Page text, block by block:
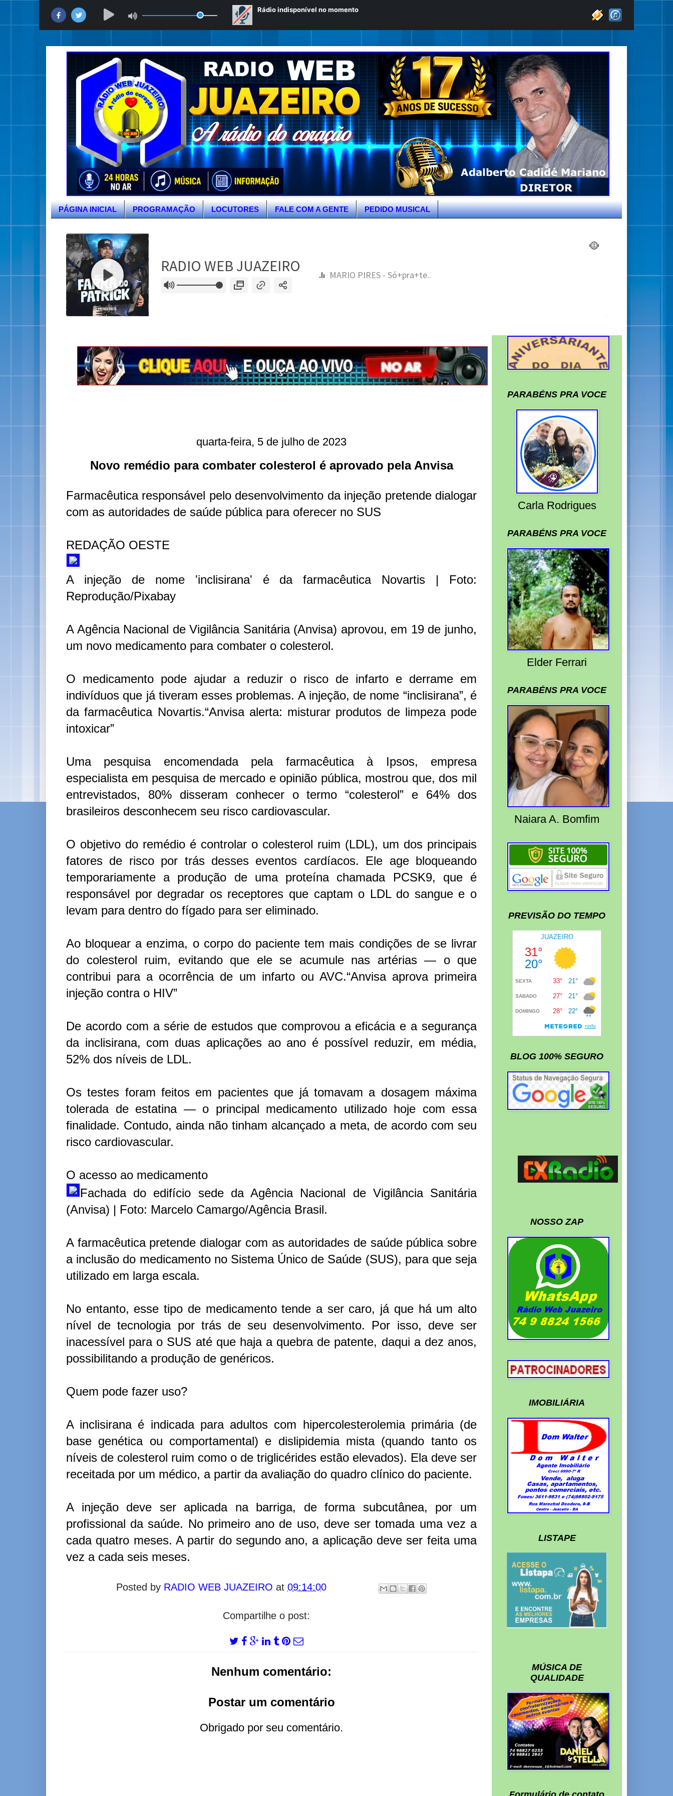
PÁGINA INICIAL PROGRAMAÇÃO LOCUTORES FALE COM A GENTE PEDIDO MUSICAL
quarta-feira, 5 de julho de 2023
Novo remédio para combater colesterol é aprovado pela Anvisa
Farmacêutica responsável pelo desenvolvimento da injeção pretende dialogar
com as autoridades de saúde pública para oferecer no SUS
REDAÇÃO OESTE
A injeção de nome 'inclisirana' é da farmacêutica Novartis | Foto:
Reprodução/Pixabay
A Agência Nacional de Vigilância Sanitária (Anvisa) aprovou, em 19 de junho,
um novo medicamento para combater o colesterol.
O medicamento pode ajudar a reduzir o risco de infarto e derrame em
indivíduos que já tiveram esses problemas. A injeção, de nome “inclisirana”, é
da farmacêutica Novartis.“Anvisa alerta: misturar produtos de limpeza pode
intoxicar”
Uma pesquisa encomendada pela farmacêutica à Ipsos, empresa
especialista em pesquisa de mercado e opinião pública, mostrou que, dos mil
entrevistados, 80% disseram conhecer o termo “colesterol” e 64% dos
brasileiros desconhecem seu risco cardiovascular.
O objetivo do remédio é controlar o colesterol ruim (LDL), um dos principais
fatores de risco por trás desses eventos cardíacos. Ele age bloqueando
temporariamente a produção de uma proteína chamada PCSK9, que é
responsável por degradar os receptores que captam o LDL do sangue e o
levam para dentro do fígado para ser eliminado.
Ao bloquear a enzima, o corpo do paciente tem mais condições de se livrar
do colesterol ruim, evitando que ele se acumule nas artérias — o que
contribui para a ocorrência de um infarto ou AVC.“Anvisa aprova primeira
injeção contra o HIV”
De acordo com a série de estudos que comprovou a eficácia e a segurança
da inclisirana, com duas aplicações ao ano é possível reduzir, em média,
52% dos níveis de LDL.
Os testes foram feitos em pacientes que já tomavam a dosagem máxima
tolerada de estatina — o principal medicamento utilizado hoje com essa
finalidade. Contudo, ainda não tinham alcançado a meta, de acordo com seu
risco cardiovascular.
O acesso ao medicamento
Fachada do edifício sede da Agência Nacional de Vigilância Sanitária
(Anvisa) | Foto: Marcelo Camargo/Agência Brasil.
A farmacêutica pretende dialogar com as autoridades de saúde pública sobre
a inclusão do medicamento no Sistema Único de Saúde (SUS), para que seja
utilizado em larga escala.
No entanto, esse tipo de medicamento tende a ser caro, já que há um alto
nível de tecnologia por trás de seu desenvolvimento. Por isso, deve ser
inacessível para o SUS até que haja a quebra de patente, daqui a dez anos,
possibilitando a produção de genéricos.
Quem pode fazer uso?
A inclisirana é indicada para adultos com hipercolesterolemia primária (de
base genética ou comportamental) e dislipidemia mista (quando tanto os
níveis de colesterol ruim como o de triglicérides estão elevados). Ela deve ser
receitada por um médico, a partir da avaliação do quadro clínico do paciente.
A injeção deve ser aplicada na barriga, de forma subcutânea, por um
profissional da saúde. No primeiro ano de uso, deve ser tomada uma vez a
cada quatro meses. A partir do segundo ano, a aplicação deve ser feita uma
vez a cada seis meses.
Posted by RADIO WEB JUAZEIRO at 09:14:00
Compartilhe o post:
Nenhum comentário:
Postar um comentário
Obrigado por seu comentário.
PARABÉNS PRA VOCE
Carla Rodrigues
PARABÉNS PRA VOCE
Elder Ferrari
PARABÉNS PRA VOCE
Naiara A. Bomfim
PREVISÃO DO TEMPO
BLOG 100% SEGURO
NOSSO ZAP
IMOBILIÁRIA
LISTAPE
MÚSICA DE
QUALIDADE